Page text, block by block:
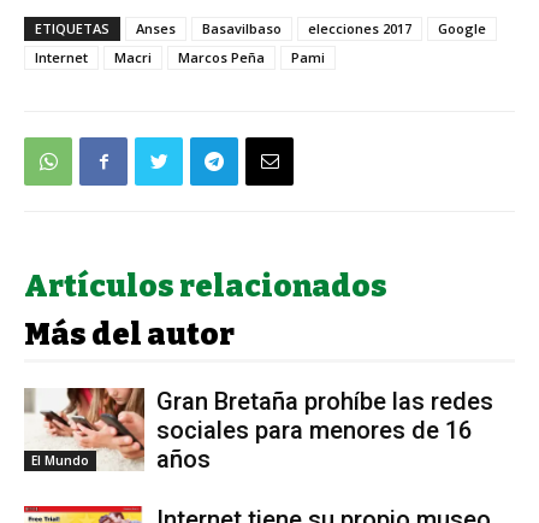
ETIQUETAS Anses Basavilbaso elecciones 2017
Google
Internet
Macri Marcos Peña Pami
Artículos relacionados
Más del autor
El Mundo
Gran Bretaña prohíbe las redes
sociales para menores de 16
años